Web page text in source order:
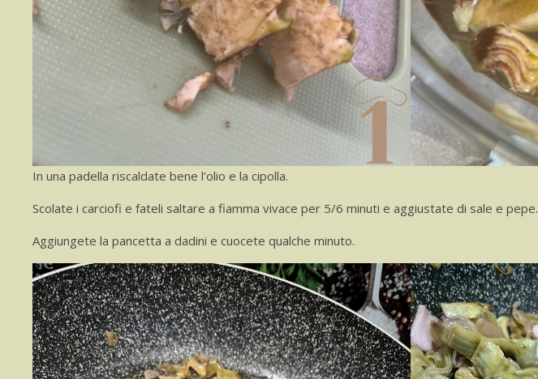
In una padella riscaldate bene l’olio e la cipolla.
Scolate i carciofi e fateli saltare a fiamma vivace per 5/6 minuti e aggiustate di sale e pepe.
Aggiungete la pancetta a dadini e cuocete qualche minuto.